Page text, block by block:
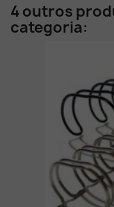
4 outros
categoria: